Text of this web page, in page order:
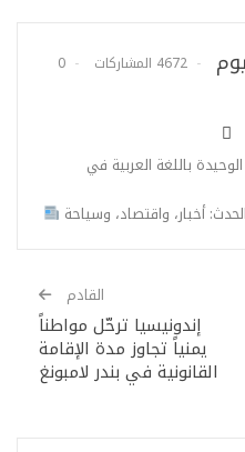
4672 المشاركات
0
باللغة العربية في
أخبار، واقتصاد، وسياحة
القادم
إندونيسيا ترحّل مواطناً
يمنياً تجاوز مدة الإقامة
القانونية في بندر لامبونغ